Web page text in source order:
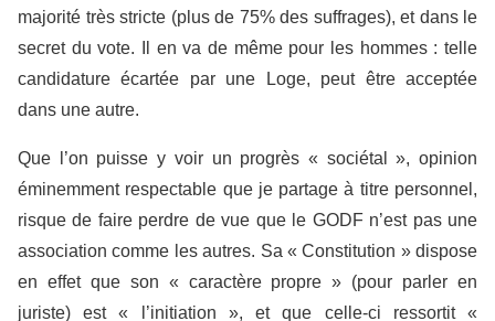
majorité très stricte (plus de 75% des suffrages), et dans le
secret du vote. Il en va de même pour les hommes : telle
candidature écartée par une Loge, peut être acceptée
dans une autre.
Que l’on puisse y voir un progrès « sociétal », opinion
éminemment respectable que je partage à titre personnel,
risque de faire perdre de vue que le GODF n’est pas une
association comme les autres. Sa « Constitution » dispose
en effet que son « caractère propre » (pour parler en
juriste) est « l’initiation », et que celle-ci ressortit «